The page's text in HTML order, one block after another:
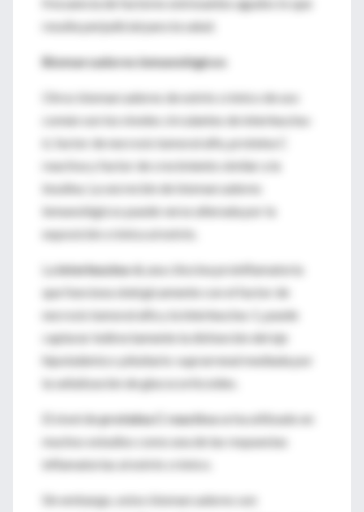
resulta perjudicial para la salud.
Biomarcadores inmunológicos
Otros biomarcadores de estrés crónico de uso
común son los niveles circulantes de interleucina-
6, factor de necrosis tumoral alfa, proteína C
reactiva y factor de crecimiento similar a la
insulina. La secreción de biomarcadores
inmunológicos puede verse alterada por la
exposición crónica al estrés.
Lainterleucina-6, una citocina proinflamatoria
que funciona sinérgicamente con el factor de
necrosis tumoral alfa y la interleucina-1, puede
capturar indirectamente la disfunción del eje
hipotalámico-pituitario-suprarrenal mediada por
la señalización de glucocorticoides.
El nivel deproteína C reactivase ha utilizado en
muchos estudios como una de las respuestas
inflamatorias al estrés crónico.
Sin embargo, estos biomarcadores son